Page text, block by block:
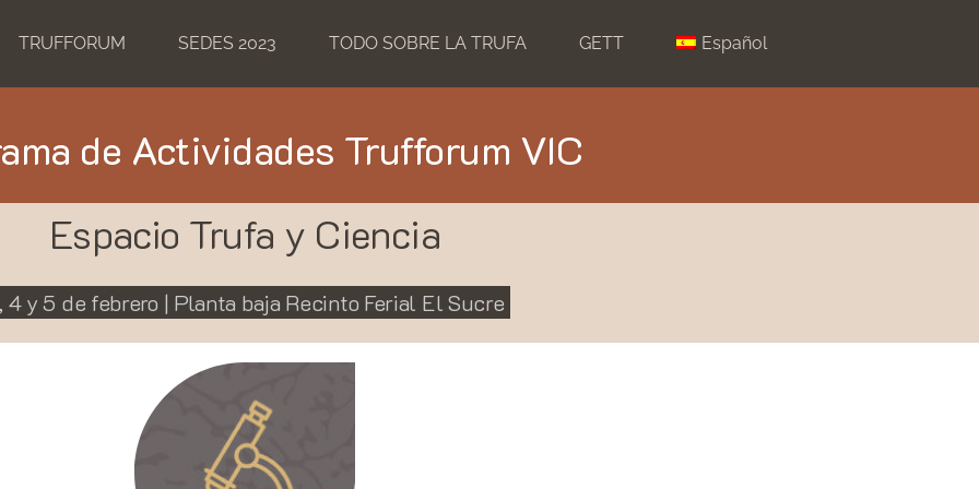
TRUFFORUM SEDES 2023 TODO SOBRE LA TRUFA GETT Español
de Actividades Trufforum VIC
Espacio Trufa y Ciencia
4 y 5 de febrero | Planta baja Recinto Ferial El Sucre